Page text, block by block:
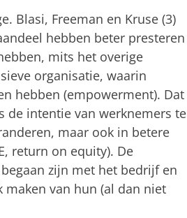
Blasi, Freeman en Kruse (3)
hebben beter presteren
mits het overige
organisatie, waarin
hebben (empowerment). Dat
de intentie van werknemers te
maar ook in betere
return on equity). De
zijn met het bedrijf en
van hun (al dan niet